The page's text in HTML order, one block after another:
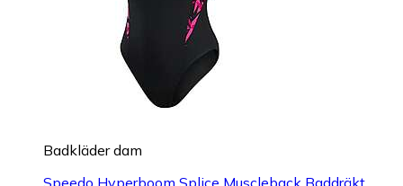
Badkläder dam